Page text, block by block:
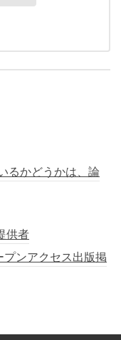
るかどうかは、論
供者
ンアクセス出版掲